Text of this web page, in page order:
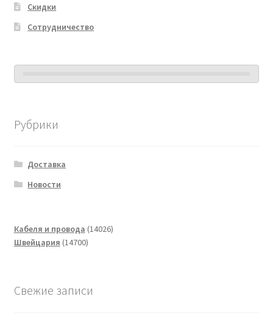
Скидки
Сотрудничество
Рубрики
Доставка
Новости
Кабеля и провода 1402614026
Швейцария 1470014700
Свежие записи